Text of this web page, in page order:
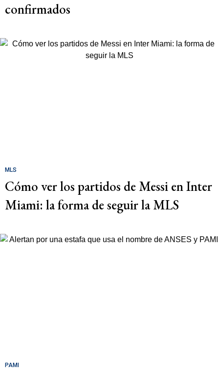
confirmados
MLS
Cómo ver los partidos de Messi en Inter
Miami: la forma de seguir la MLS
PAMI